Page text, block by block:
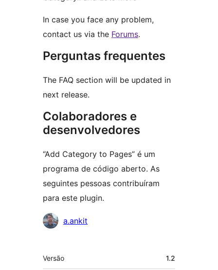
In case you face any problem,
contact us via the Forums.
Perguntas frequentes
The FAQ section will be updated in
next release.
Colaboradores e
desenvolvedores
“Add Category to Pages” é um
programa de código aberto. As
seguintes pessoas contribuíram
para este plugin.
Colaboradores
a.ankit
Meta
Versão 1.2